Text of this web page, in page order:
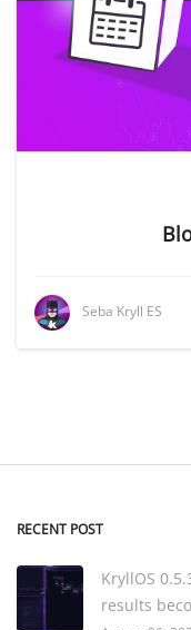
Seba Kryll ES
RECENT POST
KryllOS
results